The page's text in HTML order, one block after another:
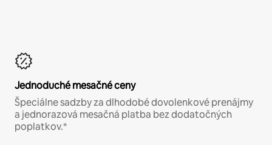
Jednoduché mesačné ceny
Špeciálne sadzby za dlhodobé dovolenkové prenájmy
a jednorazová mesačná platba bez dodatočných
poplatkov.*